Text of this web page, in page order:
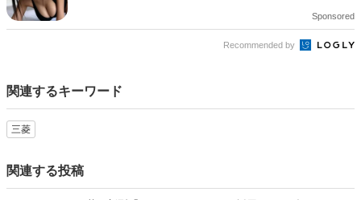
「風俗前に飲むだけ！」45分で3回戦も余裕！1日31円で朝
関連するキーワード